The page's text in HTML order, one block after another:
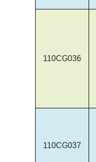
110CG036
110CG037